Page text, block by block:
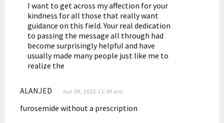
I want to get across my affection for your
kindness for all those that really want
guidance on this field. Your real dedication
to passing the message all through had
become surprisingly helpful and have
usually made many people just like me to
realize the
ALANJED Jun 09, 2023 11:49 am
furosemide without a prescription